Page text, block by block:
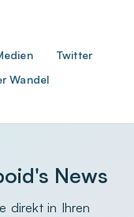
Twitter
Wandel
News
direkt in Ihren